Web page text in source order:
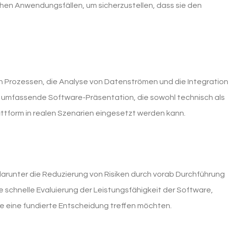
Anwendungsfällen, um sicherzustellen, dass sie den
die Analyse von Datenströmen und die Integration
Software-Präsentation, die sowohl technisch als
in realen Szenarien eingesetzt werden kann.
die Reduzierung von Risiken durch vorab Durchführung
Evaluierung der Leistungsfähigkeit der Software,
eine fundierte Entscheidung treffen möchten.